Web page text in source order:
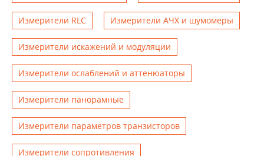
Измерители RLC Измерители АЧХ и шумомеры
Измерители искажений и модуляции
Измерители ослаблений и аттенюаторы
Измерители панорамные
Измерители параметров транзисторов
Измерители сопротивления